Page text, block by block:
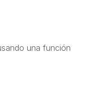
una función